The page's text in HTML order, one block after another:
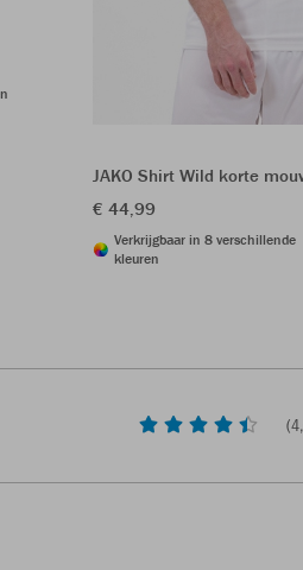
JAKO Shirt Wild korte
€ 44,99
Verkrijgbaar in 8 verschillende
kleuren
(